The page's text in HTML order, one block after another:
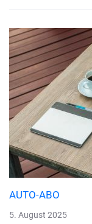
AUTO-ABO
5. August 2025